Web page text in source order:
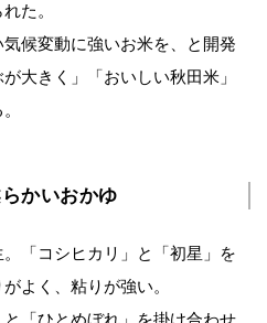
た。
候変動に強いお米を、と開発
大きく」「おいしい秋田米」
かいおかゆ
「コシヒカリ」と「初星」を
よく、粘りが強い。
「ひとめぼれ」を掛け合わせ